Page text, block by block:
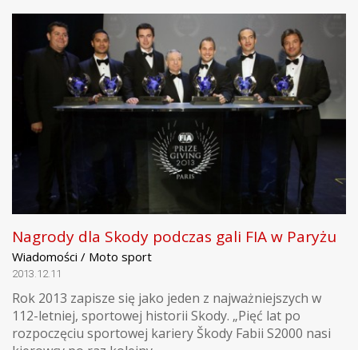
Nagrody dla Skody podczas gali FIA w Paryżu
Wiadomości / Moto sport
2013.12.11
Rok 2013 zapisze się jako jeden z najważniejszych w
112-letniej, sportowej historii Skody. „Pięć lat po
rozpoczęciu sportowej kariery Škody Fabii S2000 nasi